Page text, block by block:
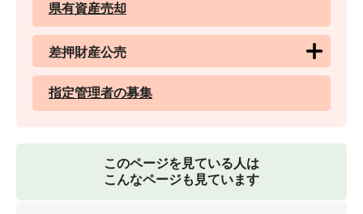
県有資産売却
差押財産公売
指定管理者の募集
このページを見ている人は
こんなページも見ています